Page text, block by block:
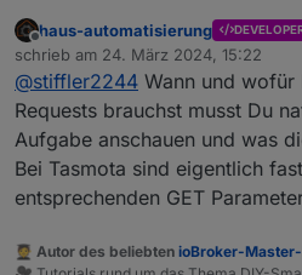
jetzt suche ich schon
nichts.
Ich habe eine PV-
gebaut natürlich. Ein
steuert mir mittels
am Stromzähler
Sonoff Adapter (für
allerdings der PWM
welcher ja jetzt
Will ich diesen
Iobroker läuft auf
Jänner 2024 auf
Node.js:
NPM: 10.2.3(10.2.4)
Offline
haus-automatisierung
schrieb am 24. März 2024, 15:22
zuletzt editiert von
@stiffler2244 Wann und wofür
Requests brauchst musst Du
Aufgabe anschauen und was
Bei Tasmota sind eigentlich
entsprechenden GET
🧑‍🎓 Autor des beliebten ioBroker-